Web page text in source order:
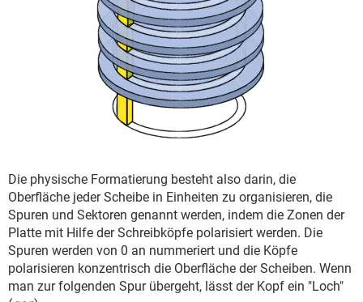
Die physische Formatierung besteht also darin, die
Oberfläche jeder Scheibe in Einheiten zu organisieren, die
Spuren und Sektoren genannt werden, indem die Zonen der
Platte mit Hilfe der Schreibköpfe polarisiert werden. Die
Spuren werden von 0 an nummeriert und die Köpfe
polarisieren konzentrisch die Oberfläche der Scheiben. Wenn
man zur folgenden Spur übergeht, lässt der Kopf ein "Loch"